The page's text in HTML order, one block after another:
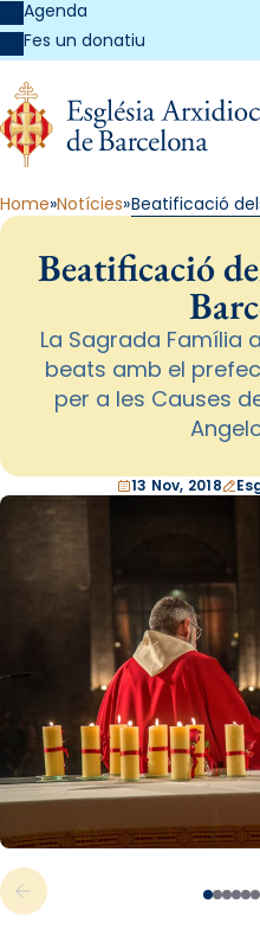
Agenda
Fes un donatiu
Home Notícies Beatificació
Beatificació
La Sagrada Família
beats amb el
per a les Causes
13 Nov, 2018